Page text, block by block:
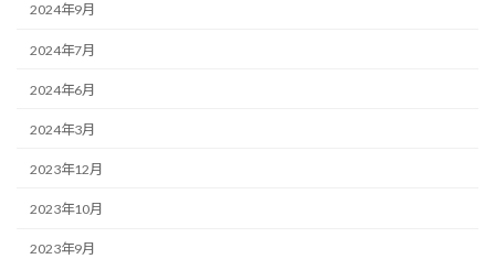
2024年9月
2024年7月
2024年6月
2024年3月
2023年12月
2023年10月
2023年9月